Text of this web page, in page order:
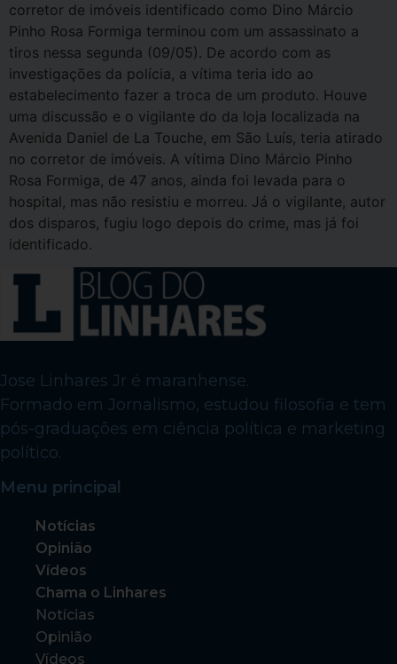
corretor de imóveis identificado como Dino Márcio
Pinho Rosa Formiga terminou com um assassinato a
tiros nessa segunda (09/05). De acordo com as
investigações da polícia, a vítima teria ido ao
estabelecimento fazer a troca de um produto. Houve
uma discussão e o vigilante do da loja localizada na
Avenida Daniel de La Touche, em São Luís, teria atirado
no corretor de imóveis. A vítima Dino Márcio Pinho
Rosa Formiga, de 47 anos, ainda foi levada para o
hospital, mas não resistiu e morreu. Já o vigilante, autor
dos disparos, fugiu logo depois do crime, mas já foi
identificado.
Jose Linhares Jr é maranhense.
Formado em Jornalismo, estudou filosofia e tem
pós-graduações em ciência política e marketing
político.
Menu principal
Notícias
Opinião
Vídeos
Chama o Linhares
Notícias
Opinião
Vídeos